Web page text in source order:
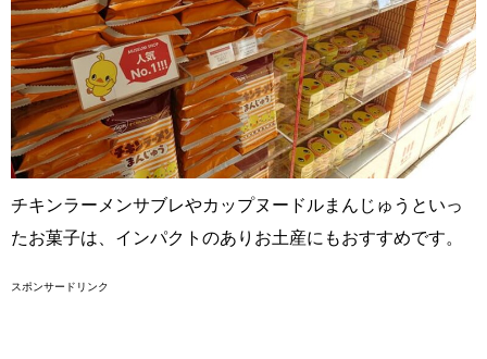
チキンラーメンサブレやカップヌードルまんじゅうといっ
たお菓子は、インパクトのありお土産にもおすすめです。
スポンサードリンク